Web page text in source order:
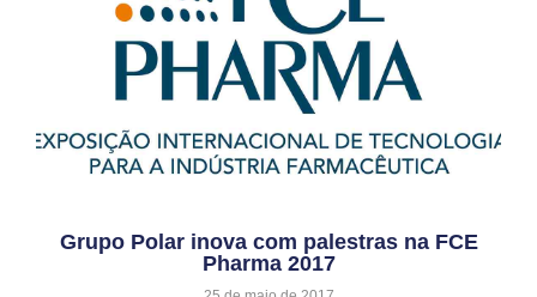
Grupo Polar inova com palestras na FCE
Pharma 2017